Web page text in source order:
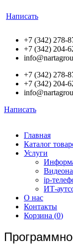
Написать
+7 (342) 278-
+7 (342) 204-
+7 (342) 278-
+7 (342) 204-
Написать
Главная
Каталог
Услуги
ip-
ИТ-
О нас
Контакты
Корзина (0)